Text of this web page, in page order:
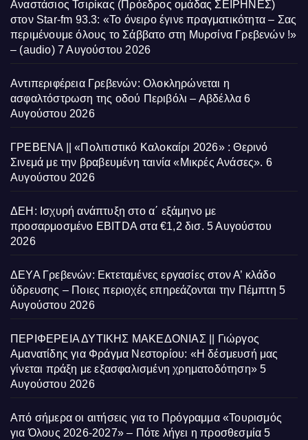
Αναστάσιος Τσιρίκας (Πρόεδρος ομάδας ΣΕΙΡΗΝΕΣ)
στον Star-fm 93.3: «Το όνειρο έγινε πραγματικότητα – Σας
περιμένουμε όλους το Σάββατο στη Μυρσίνα Γρεβενών !»
– (audio) 7 Αυγούστου 2026
Αντιπεριφέρεια Γρεβενών: Ολοκληρώνεται η
ασφαλτόστρωση της οδού Περιβόλι – Αβδέλλα 6
Αυγούστου 2026
ΓΡΕΒΕΝΑ || «Πολιτιστικό Καλοκαίρι 2026» : Θερινό
Σινεμά με την βραβευμένη ταινία «Μικρές Ανάσες». 6
Αυγούστου 2026
ΔΕΗ: Ισχυρή ανάπτυξη στο α΄ εξάμηνο με
προσαρμοσμένο EBITDA στα €1,2 δισ. 5 Αυγούστου
2026
ΔΕΥΑ Γρεβενών: Εκτεταμένες εργασίες στον Α’ κλάδο
ύδρευσης – Ποιες περιοχές επηρεάζονται την Πέμπτη 5
Αυγούστου 2026
ΠΕΡΙΦΕΡΕΙΑ ΔΥΤΙΚΗΣ ΜΑΚΕΔΟΝΙΑΣ || Γιώργος
Αμανατίδης για Φράγμα Νεστορίου: «Η δέσμευσή μας
γίνεται πράξη με εξασφαλισμένη χρηματοδότηση» 5
Αυγούστου 2026
Από σήμερα οι αιτήσεις για το Πρόγραμμα «Τουρισμός
για Όλους 2026-2027» – Πότε λήγει η προσθεσμία 5